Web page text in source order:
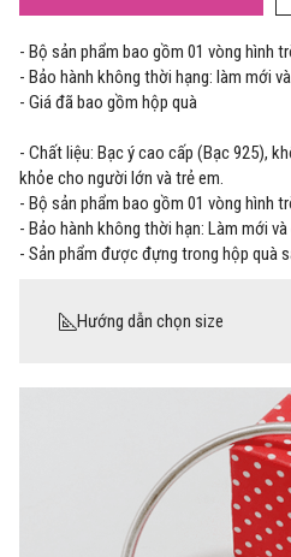
- Bộ sản phẩm bao gồm 01 vòng hình
- Bảo hành không thời hạng: làm mới
- Giá đã bao gồm hộp quà
- Chất liệu: Bạc ý cao cấp (Bạc 925),
khỏe cho người lớn và trẻ em.
- Bộ sản phẩm bao gồm 01 vòng hình
- Bảo hành không thời hạn: Làm mới
- Sản phẩm được đựng trong hộp quà
Hướng dẫn chọn size